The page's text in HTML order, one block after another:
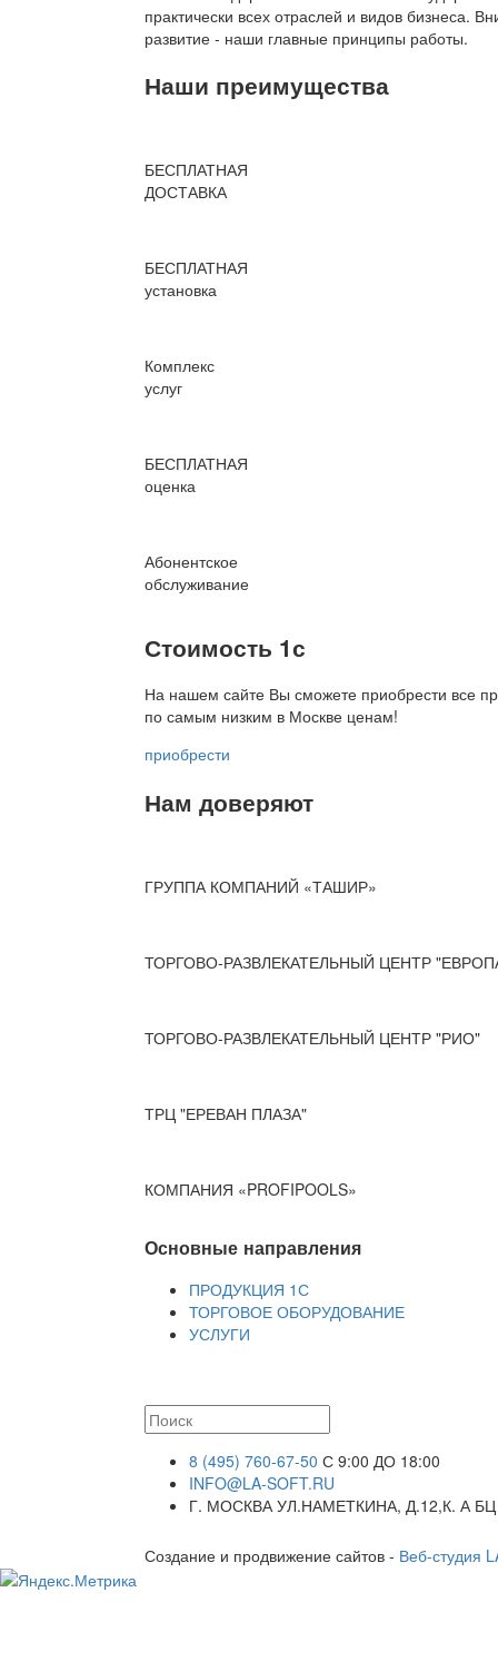
практически всех отраслей и видов бизнеса.
развитие - наши главные принципы работы.
Наши преимущества
БЕСПЛАТНАЯ
ДОСТАВКА
БЕСПЛАТНАЯ
установка
Комплекс
услуг
БЕСПЛАТНАЯ
оценка
Абонентское
обслуживание
Стоимость 1с
На нашем сайте Вы сможете приобрести все
по самым низким в Москве ценам!
приобрести
Нам доверяют
ГРУППА КОМПАНИЙ «ТАШИР»
ТОРГОВО-РАЗВЛЕКАТЕЛЬНЫЙ ЦЕНТР
ТОРГОВО-РАЗВЛЕКАТЕЛЬНЫЙ ЦЕНТР "РИО"
ТРЦ "ЕРЕВАН ПЛАЗА"
КОМПАНИЯ «PROFIPOOLS»
Основные направления
ПРОДУКЦИЯ 1С
ТОРГОВОЕ ОБОРУДОВАНИЕ
УСЛУГИ
8 (495) 760-67-50 С 9:00 ДО 18:00
INFO@LA-SOFT.RU
Г. МОСКВА УЛ.НАМЕТКИНА, Д.12,К. А
Создание и продвижение сайтов - Веб-студия